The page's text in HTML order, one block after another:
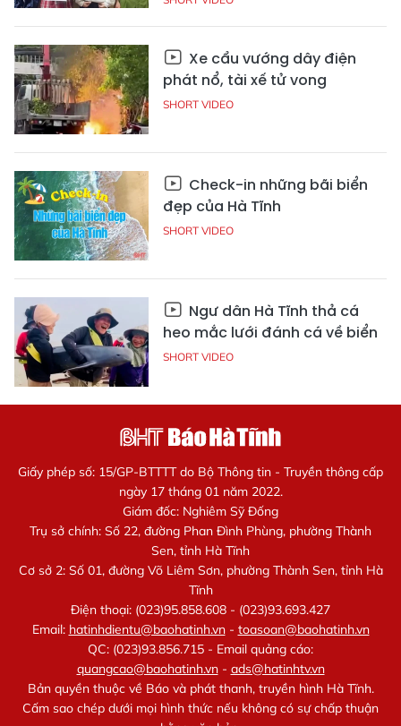
Xe cẩu vướng dây điện
phát nổ, tài xế tử vong
SHORT VIDEO
Check-in những bãi biển
đẹp của Hà Tĩnh
SHORT VIDEO
Ngư dân Hà Tĩnh thả cá
heo mắc lưới đánh cá về biển
SHORT VIDEO
Giấy phép số: 15/GP-BTTTT do Bộ Thông tin - Truyền thông cấp
ngày 17 tháng 01 năm 2022.
Giám đốc: Nghiêm Sỹ Đống
Trụ sở chính: Số 22, đường Phan Đình Phùng, phường Thành
Sen, tỉnh Hà Tĩnh
Cơ sở 2: Số 01, đường Võ Liêm Sơn, phường Thành Sen, tỉnh Hà
Tĩnh
Điện thoại: (023)95.858.608 - (023)93.693.427
Email: hatinhdientu@baohatinh.vn- toasoan@baohatinh.vn
QC: (023)93.856.715 - Email quảng cáo:
quangcao@baohatinh.vn- ads@hatinhtv.vn
Bản quyền thuộc về Báo và phát thanh, truyền hình Hà Tĩnh.
Cấm sao chép dưới mọi hình thức nếu không có sự chấp thuận